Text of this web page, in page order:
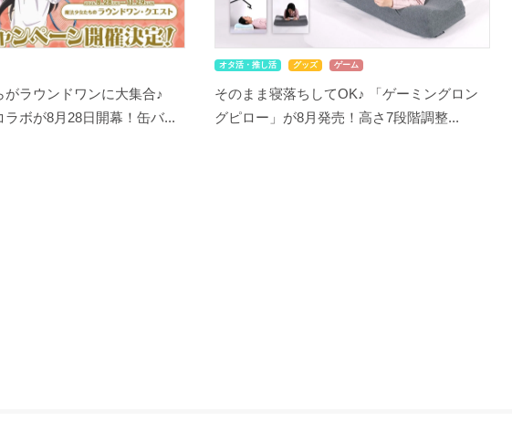
がラウンドワンに大集合♪
ラボが8月28日開幕！缶バ...
オタ活・推し活 グッズ ゲーム
そのまま寝落ちしてOK♪ 「ゲーミングロン
グピロー」が8月発売！高さ7段階調整...